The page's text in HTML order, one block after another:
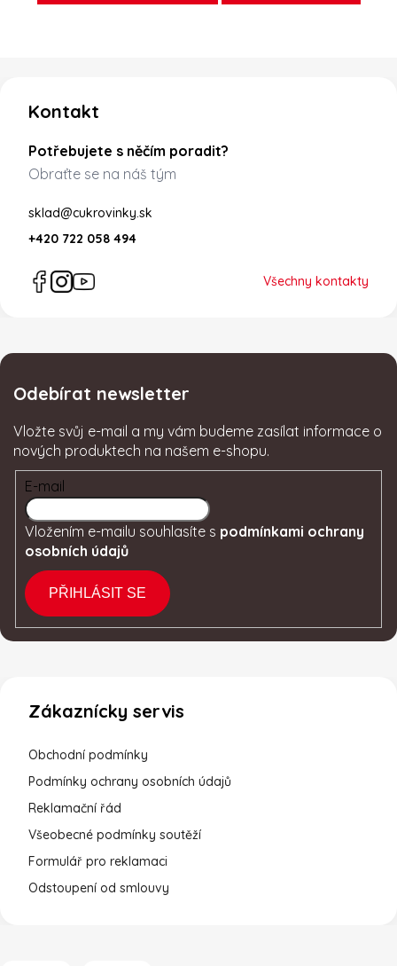
Kontakt
Potřebujete s něčím poradit?
Obraťte se na náš tým
sklad@cukrovinky.sk
+420 722 058 494
Všechny kontakty
Odebírat newsletter
Vložte svůj e-mail a my vám budeme zasílat informace o
nových produktech na našem e-shopu.
E-mail
Vložením e-mailu souhlasíte s podmínkami ochrany
osobních údajů
PŘIHLÁSIT SE
Zákaznícky servis
Obchodní podmínky
Podmínky ochrany osobních údajů
Reklamační řád
Všeobecné podmínky soutěží
Formulář pro reklamaci
Odstoupení od smlouvy